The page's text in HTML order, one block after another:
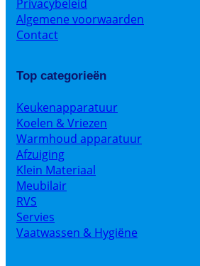
Privacybeleid
Algemene voorwaarden
Contact
Top categorieën
Keukenapparatuur
Koelen & Vriezen
Warmhoud apparatuur
Afzuiging
Klein Materiaal
Meubilair
RVS
Servies
Vaatwassen & Hygiëne